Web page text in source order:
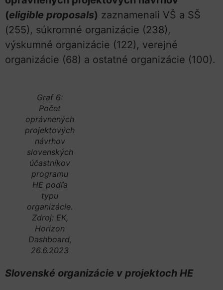
(eligible proposals) zaznamenali VŠ a SŠ
(255), súkromné organizácie (238),
výskumné organizácie (122), verejné
organizácie (68) a ostatné organizácie (100).
Graf 6:
Počet
oprávnených
projektových
návrhov
slovenských
účastníkov
programu
HE podľa
typu
organizácie.
Zdroj: EK,
Horizon
Dashboard,
26.6.2023
Slovenské organizácie v projektoch HE